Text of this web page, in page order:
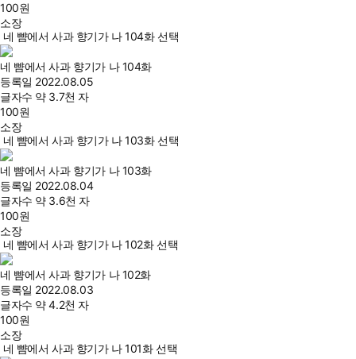
100원
소장
네 뺨에서 사과 향기가 나 104화 선택
네 뺨에서 사과 향기가 나 104화
등록일 2022.08.05
글자수 약 3.7천 자
100원
소장
네 뺨에서 사과 향기가 나 103화 선택
네 뺨에서 사과 향기가 나 103화
등록일 2022.08.04
글자수 약 3.6천 자
100원
소장
네 뺨에서 사과 향기가 나 102화 선택
네 뺨에서 사과 향기가 나 102화
등록일 2022.08.03
글자수 약 4.2천 자
100원
소장
네 뺨에서 사과 향기가 나 101화 선택